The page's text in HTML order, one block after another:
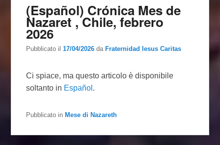
(Español) Crónica Mes de
Nazaret , Chile, febrero
2026
Pubblicato il17/04/2026 daFraternidad Iesus Caritas
Ci spiace, ma questo articolo è disponibile
soltanto in Español .
Pubblicato in Mese di Nazareth